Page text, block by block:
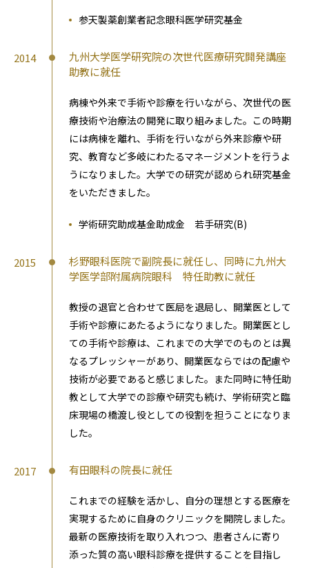
参天製薬創業者記念眼科医学研究基金
2014
九州大学医学研究院の次世代医療研究開発講座
助教に就任
病棟や外来で手術や診療を行いながら、次世代の医
療技術や治療法の開発に取り組みました。この時期
には病棟を離れ、手術を行いながら外来診療や研
究、教育など多岐にわたるマネージメントを行うよ
うになりました。大学での研究が認められ研究基金
をいただきました。
学術研究助成基金助成金 若手研究(B)
2015
杉野眼科医院で副院長に就任し、同時に九州大
学医学部附属病院眼科 特任助教に就任
教授の退官と合わせて医局を退局し、開業医として
手術や診療にあたるようになりました。開業医とし
ての手術や診療は、これまでの大学でのものとは異
なるプレッシャーがあり、開業医ならではの配慮や
技術が必要であると感じました。また同時に特任助
教として大学での診療や研究も続け、学術研究と臨
床現場の橋渡し役としての役割を担うことになりま
した。
2017 有田眼科の院長に就任
これまでの経験を活かし、自分の理想とする医療を
実現するために自身のクリニックを開院しました。
最新の医療技術を取り入れつつ、患者さんに寄り
添った質の高い眼科診療を提供することを目指し